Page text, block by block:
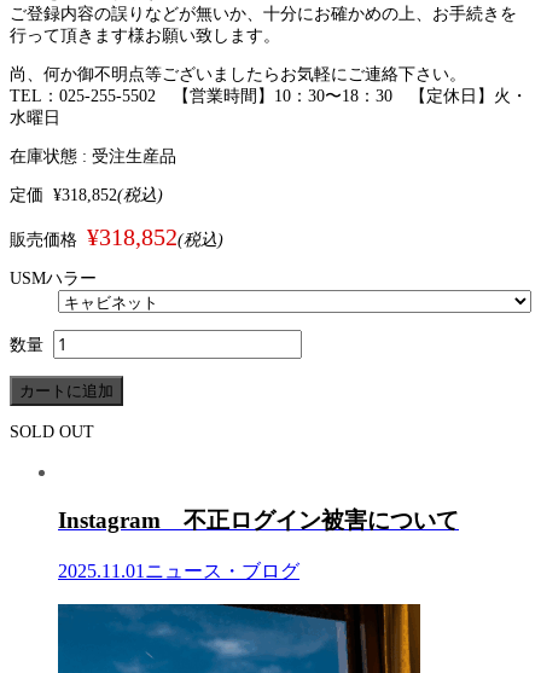
ご登録内容の誤りなどが無いか、十分にお確かめの上、お手続きを
行って頂きます様お願い致します。
尚、何か御不明点等ございましたらお気軽にご連絡下さい。
TEL：025-255-5502 【営業時間】10：30〜18：30 【定休日】火・
水曜日
在庫状態 : 受注生産品
定価 ¥318,852(税込)
販売価格 ¥318,852(税込)
USMハラー
数量
SOLD OUT
Instagram 不正ログイン被害について
2025.11.01 ニュース・ブログ